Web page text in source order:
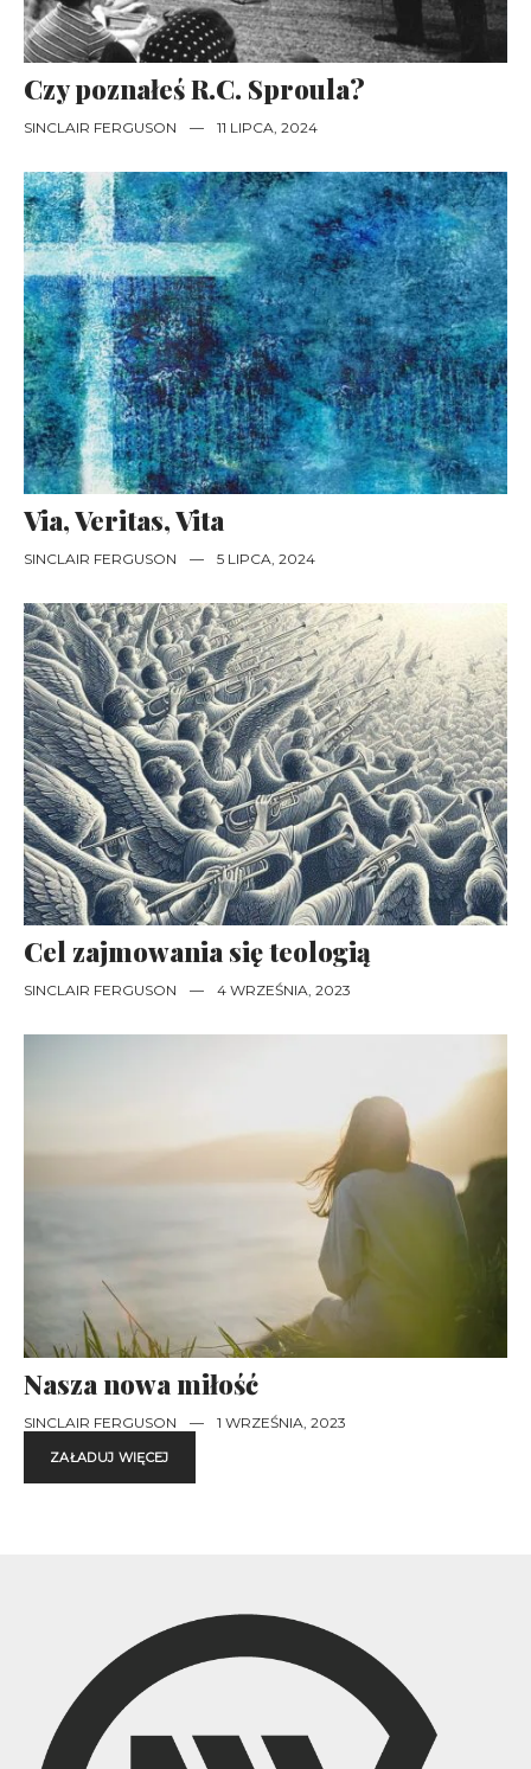
Czy poznałeś R.C. Sproula?
SINCLAIR FERGUSON — 11 LIPCA, 2024
Via, Veritas, Vita
SINCLAIR FERGUSON — 5 LIPCA, 2024
Cel zajmowania się teologią
SINCLAIR FERGUSON — 4 WRZEŚNIA, 2023
Nasza nowa miłość
SINCLAIR FERGUSON — 1 WRZEŚNIA, 2023
ZAŁADUJ WIĘCEJ